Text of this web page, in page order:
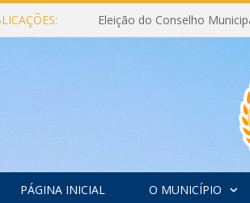
PÁGINA INICIAL O MUNICÍPIO